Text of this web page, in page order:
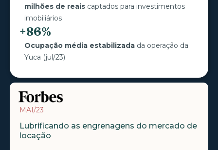
milhões de reais captados para investimentos
imobiliários
+86%
Ocupação média estabilizada da operação da
Yuca (jul/23)
MAI/23
Lubrificando as engrenagens do mercado de
locação